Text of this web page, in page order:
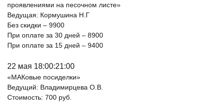
проявлениями на песочном листе»
Ведущая: Кормушина Н.Г
Без скидки – 9900
При оплате за 30 дней – 8900
При оплате за 15 дней – 9400
22 мая 18:00:21:00
«МАКовые посиделки»
Ведущий: Владимирцева О.В.
Стоимость: 700 руб.